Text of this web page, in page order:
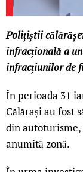
Polițiștii
infracțională a
infracțiunilor de
În perioada 31
Călărași au fost
din
anumită zonă.